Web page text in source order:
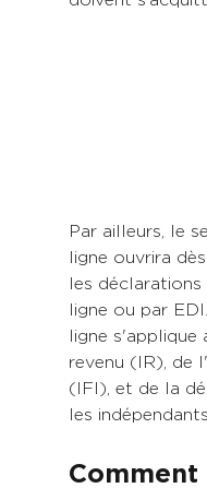
Par ailleurs, le
ligne ouvrira
les
ligne ou par
ligne
revenu (IR), de
(IFI), et de la
les